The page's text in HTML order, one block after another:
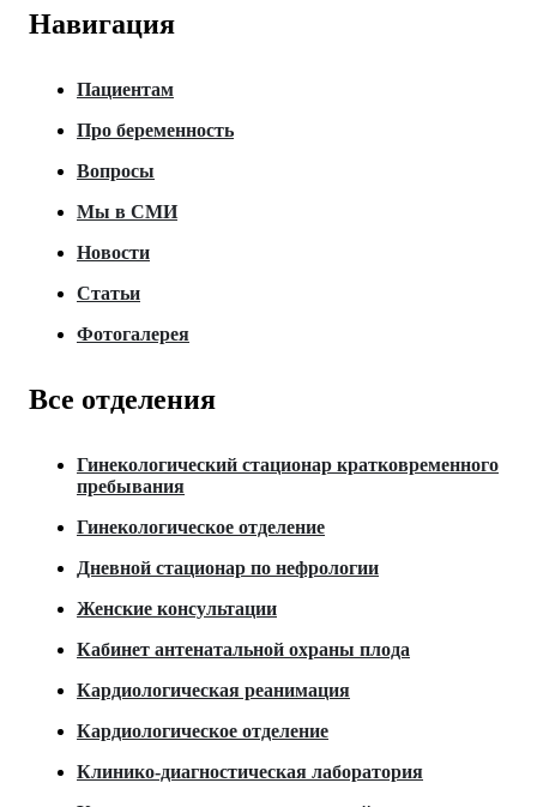
Навигация
Пациентам
Про беременность
Вопросы
Мы в СМИ
Новости
Статьи
Фотогалерея
Все отделения
Гинекологический стационар кратковременного
пребывания
Гинекологическое отделение
Дневной стационар по нефрологии
Женские консультации
Кабинет антенатальной охраны плода
Кардиологическая реанимация
Кардиологическое отделение
Клинико-диагностическая лаборатория